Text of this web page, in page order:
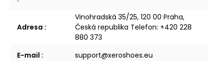
Adresa :
Vinohradská 35/25, 120 00 Praha,
Česká republika Telefon: +420 228
880 373
E-mail : support@xeroshoes.eu